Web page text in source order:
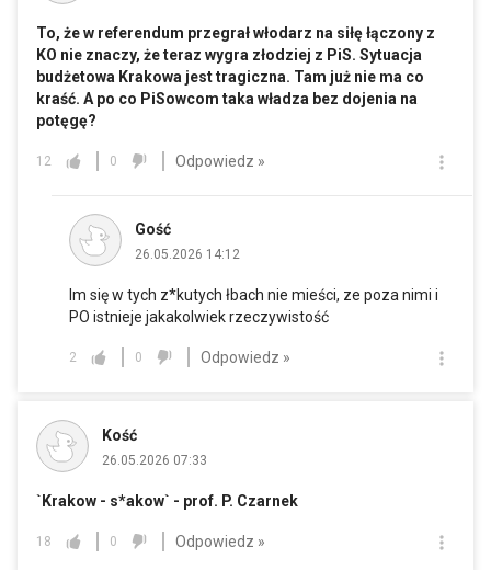
To, że w referendum przegrał włodarz na siłę łączony z
KO nie znaczy, że teraz wygra złodziej z PiS. Sytuacja
budżetowa Krakowa jest tragiczna. Tam już nie ma co
kraść. A po co PiSowcom taka władza bez dojenia na
potęgę?
12 0 Odpowiedz »
Gość
26.05.2026 14:12
Im się w tych z*kutych łbach nie mieści, ze poza nimi i
PO istnieje jakakolwiek rzeczywistość
2 0 Odpowiedz »
Kość
26.05.2026 07:33
`Krakow - s*akow` - prof. P. Czarnek
18 0 Odpowiedz »